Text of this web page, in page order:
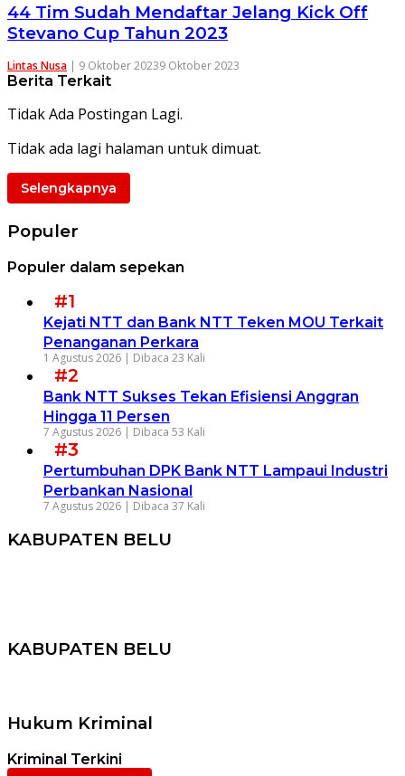
44 Tim Sudah Mendaftar Jelang Kick Off
Stevano Cup Tahun 2023
Lintas Nusa | 9 Oktober 20239 Oktober 2023
Berita Terkait
Tidak Ada Postingan Lagi.
Tidak ada lagi halaman untuk dimuat.
Selengkapnya
Populer
Populer dalam sepekan
#1
Kejati NTT dan Bank NTT Teken MOU Terkait
Penanganan Perkara
1 Agustus 2026 | Dibaca 23 Kali
#2
Bank NTT Sukses Tekan Efisiensi Anggran
Hingga 11 Persen
7 Agustus 2026 | Dibaca 53 Kali
#3
Pertumbuhan DPK Bank NTT Lampaui Industri
Perbankan Nasional
7 Agustus 2026 | Dibaca 37 Kali
KABUPATEN BELU
KABUPATEN BELU
Hukum Kriminal
Kriminal Terkini